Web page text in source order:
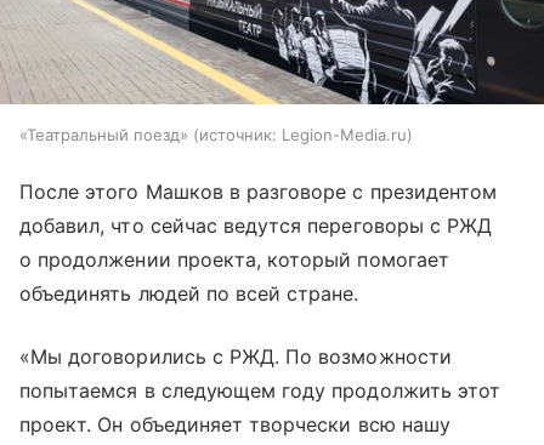
«Театральный поезд» источник: Legion-Media.ru
После этого Машков в разговоре с президентом
добавил, что сейчас ведутся переговоры с РЖД
о продолжении проекта, который помогает
объединять людей по всей стране.
«Мы договорились с РЖД. По возможности
попытаемся в следующем году продолжить этот
проект. Он объединяет творчески всю нашу